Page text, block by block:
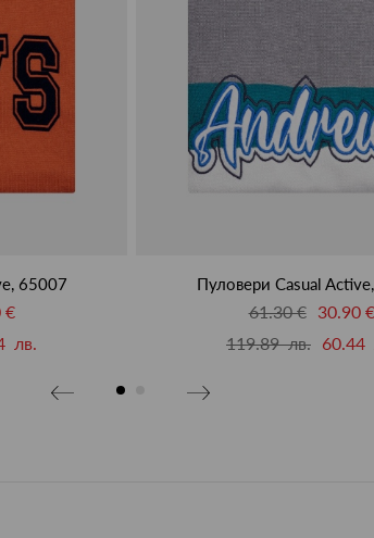
65007
€
лв.
Пуловери Casual
61.30 €
30.90 €
119.89 лв. 60.44